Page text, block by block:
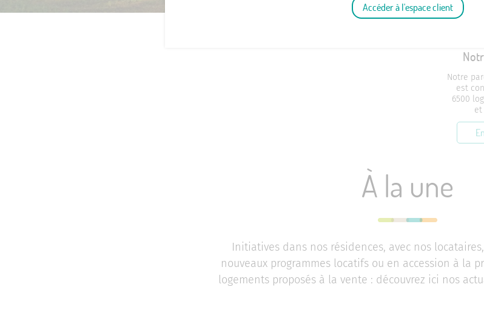
Accéder à l'espace client
Notre
est
6500
et
À la une
Initiatives dans nos résidences, avec nos
nouveaux programmes locatifs ou en accession à la
logements proposés à la vente : découvrez ici nos